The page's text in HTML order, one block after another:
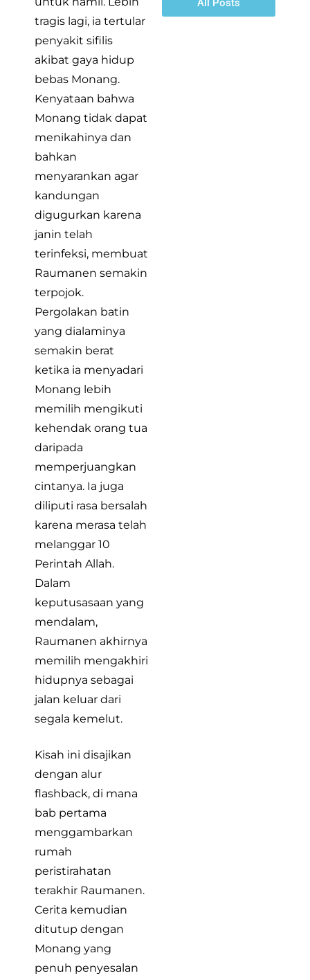
tragis lagi, ia tertular
penyakit sifilis
akibat gaya hidup
bebas Monang.
Kenyataan bahwa
Monang tidak dapat
menikahinya dan
bahkan
menyarankan agar
kandungan
digugurkan karena
janin telah
terinfeksi, membuat
Raumanen semakin
terpojok.
Pergolakan batin
yang dialaminya
semakin berat
ketika ia menyadari
Monang lebih
memilih mengikuti
kehendak orang tua
daripada
memperjuangkan
cintanya. Ia juga
diliputi rasa bersalah
karena merasa telah
melanggar 10
Perintah Allah.
Dalam
keputusasaan yang
mendalam,
Raumanen akhirnya
memilih mengakhiri
hidupnya sebagai
jalan keluar dari
segala kemelut.
Kisah ini disajikan
dengan alur
flashback, di mana
bab pertama
menggambarkan
rumah
peristirahatan
terakhir Raumanen.
Cerita kemudian
ditutup dengan
Monang yang
penuh penyesalan
All Posts